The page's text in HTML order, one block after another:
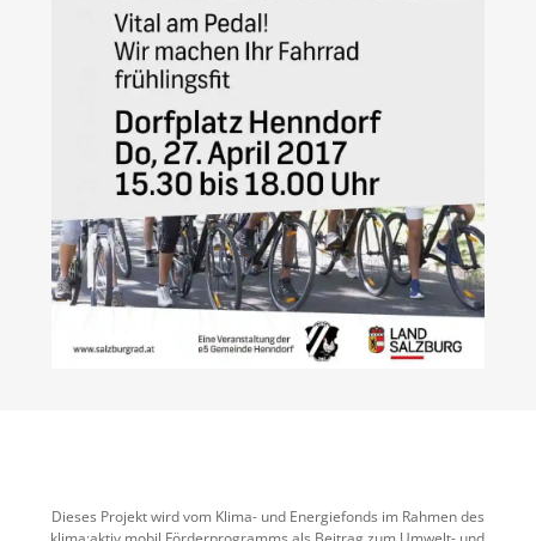
Dieses Projekt wird vom Klima- und Energiefonds im Rahmen des